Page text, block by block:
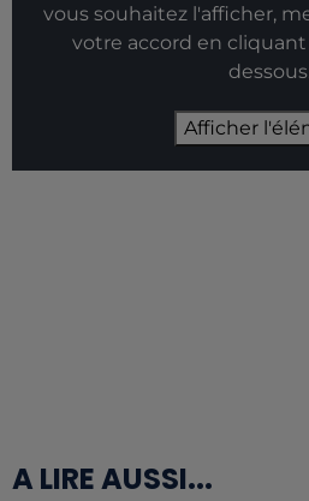
vous souhaitez l'afficher,
votre accord en
dessous.
Afficher
A LIRE AUSSI...